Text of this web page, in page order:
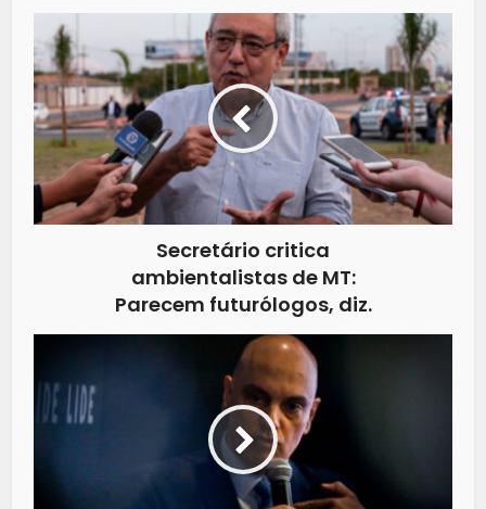
Secretário critica
ambientalistas de MT:
Parecem futurólogos, diz.